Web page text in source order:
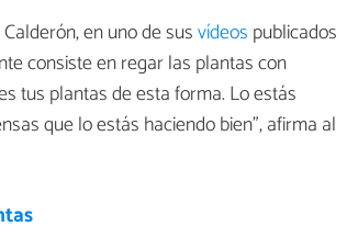
en uno de susvídeos publicados
consiste en regar las plantas con
tus plantas de esta forma. Lo estás
que lo estás haciendo bien”, afirma al